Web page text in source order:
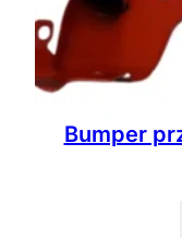
Bumper